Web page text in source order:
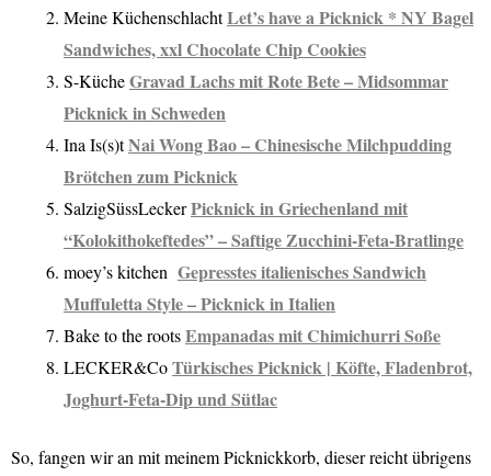
Meine KüchenschlachtLet’s have a Picknick * NY Bagel
Sandwiches, xxl Chocolate Chip Cookies
S-KücheGravad Lachs mit Rote Bete – Midsommar
Picknick in Schweden
Ina Is(s)tNai Wong Bao – Chinesische Milchpudding
Brötchen zum Picknick
SalzigSüssLeckerPicknick in Griechenland mit
“Kolokithokeftedes” – Saftige Zucchini-Feta-Bratlinge
moey’s kitchen Gepresstes italienisches Sandwich
Muffuletta Style – Picknick in Italien
Bake to the rootsEmpanadas mit Chimichurri Soße
LECKER&CoTürkisches Picknick | Köfte, Fladenbrot,
Joghurt-Feta-Dip und Sütlac
So, fangen wir an mit meinem Picknickkorb, dieser reicht übrigens